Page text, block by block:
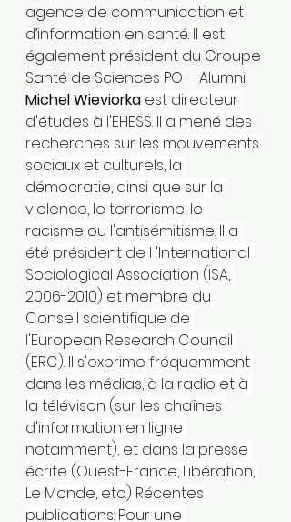
agence de communication et
d’information en santé. Il est
également président du Groupe
Santé de Sciences PO – Alumni.
Michel Wieviorka est directeur
d'études à l'EHESS. Il a mené des
recherches sur les mouvements
sociaux et culturels, la
démocratie, ainsi que sur la
violence, le terrorisme, le
racisme ou l'antisémitisme. Il a
été président de l 'International
Sociological Association (ISA,
2006-2010) et membre du
Conseil scientifique de
l'European Research Council
(ERC). Il s'exprime fréquemment
dans les médias, à la radio et à
la télévison (sur les chaînes
d'information en ligne
notamment), et dans la presse
écrite (Ouest-France, Libération,
Le Monde, etc.) Récentes
publications: Pour une